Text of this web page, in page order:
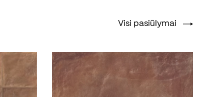
Visi pasiūlymai